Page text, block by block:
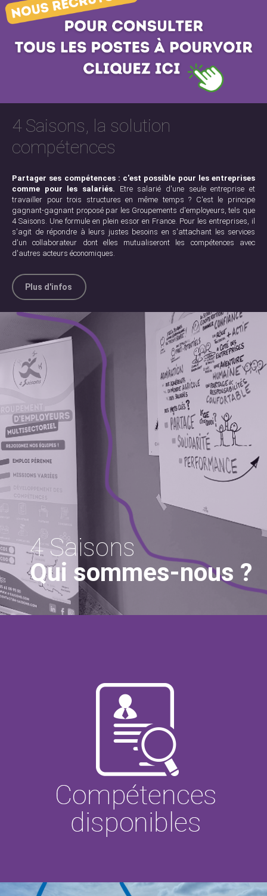
4 Saisons, la solution
compétences
Partager ses compétences : c'est possible pour les entreprises
comme pour les salariés. Etre salarié d'une seule entreprise et
travailler pour trois structures en même temps ? C'est le principe
gagnant-gagnant proposé par les Groupements d'employeurs, tels que
4 Saisons. Une formule en plein essor en France. Pour les entreprises, il
s'agit de répondre à leurs justes besoins en s'attachant les services
d'un collaborateur dont elles mutualiseront les compétences avec
d'autres acteurs économiques.
Plus d'infos
4 Saisons
Qui sommes-nous ?